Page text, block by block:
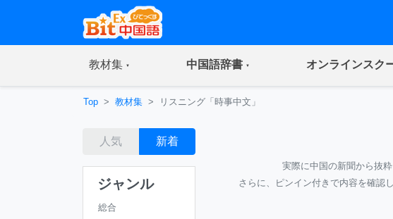
教材集(current) 中国語辞書(current) オンラインスク
Top 教材集 リスニング「時事中文」
人気 新着
ジャンル
総合
実際に中国の新聞から抜
さらに、ピンイン付きで内容を確認